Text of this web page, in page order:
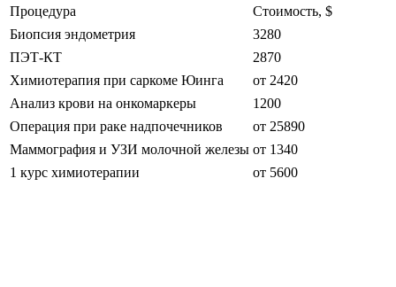
Процедура
Стоимость, $
Биопсия эндометрия
3280
ПЭТ-КТ
2870
Химиотерапия при саркоме Юинга
от 2420
Анализ крови на онкомаркеры
1200
Операция при раке надпочечников
от 25890
Маммография и УЗИ молочной железы от 1340
1 курс химиотерапии
от 5600